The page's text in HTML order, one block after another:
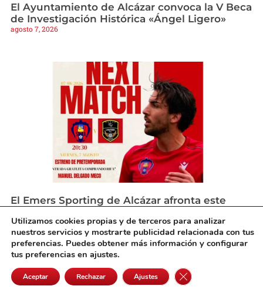
El Ayuntamiento de Alcázar convoca la V Beca
de Investigación Histórica «Ángel Ligero»
agosto 7, 2026
El Emers Sporting de Alcázar afronta este
agosto 6, 2026
Utilizamos cookies propias y de terceros para analizar
nuestros servicios y mostrarte publicidad relacionada con tus
preferencias. Puedes obtener más información y configurar
tus preferencias en ajustes.
Aceptar Rechazar Ajustes Cerrar el banner de